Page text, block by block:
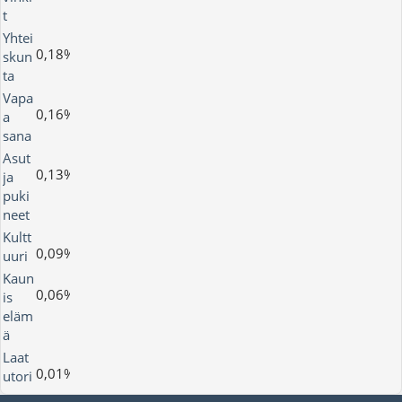
t
Yhtei
skun
ta
0,18%
Vapa
a
sana
0,16%
Asut
ja
puki
neet
0,13%
Kultt
uuri 0,09%
Kaun
is
eläm
ä
0,06%
Laat
utori 0,01%